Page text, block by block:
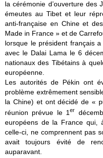
la cérémonie d’ouverture des
émeutes au Tibet et leur
anti-française en Chine et
Made in France » et de
lorsque le président français
avec le Dalai Lama le 6
nationaux des Tibétains à
européenne.
Les autorités de Pékin ont
problème extrêmement
la Chine) et ont décidé de «
réunion prévue le 1er
européens de la France qui,
celle-ci, ne comprennent pas
avait toujours évité de
auparavant.